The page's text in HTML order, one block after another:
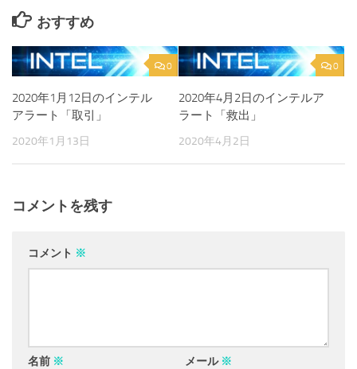
おすすめ
0
2020年1月12日のインテル
アラート「取引」
2020年1月13日
0
2020年4月2日のインテルア
ラート「救出」
2020年4月2日
コメントを残す
コメント ※
名前 ※ メール ※